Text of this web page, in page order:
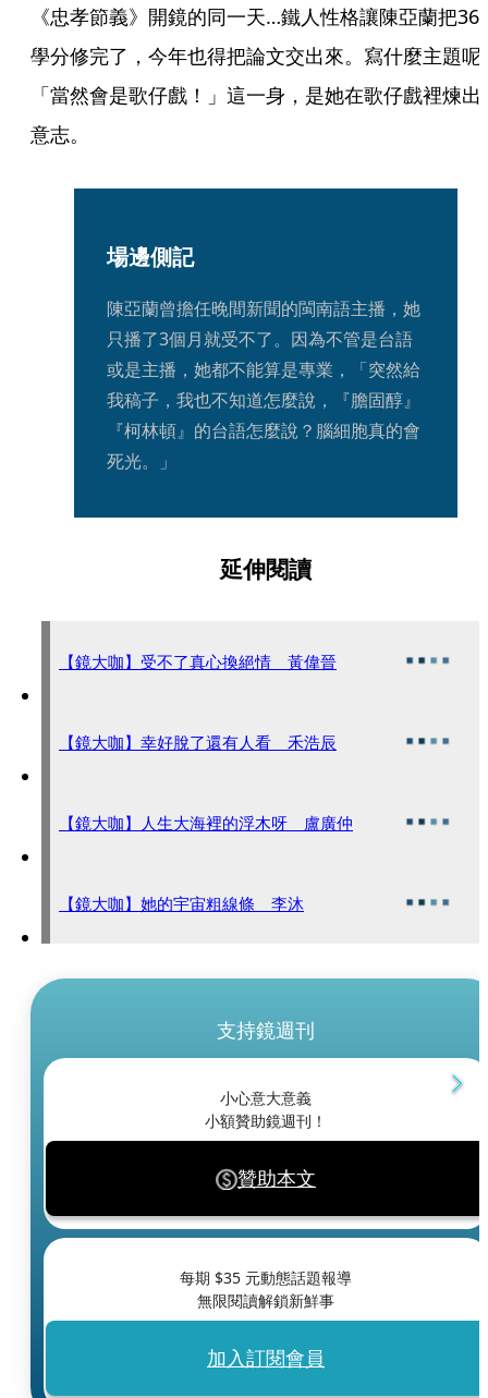
《忠孝節義》開鏡的同一天…鐵人性格讓陳亞蘭把36
學分修完了，今年也得把論文交出來。寫什麼主題呢
「當然會是歌仔戲！」這一身，是她在歌仔戲裡煉出
意志。
場邊側記
陳亞蘭曾擔任晚間新聞的閩南語主播，她
只播了3個月就受不了。因為不管是台語
或是主播，她都不能算是專業，「突然給
我稿子，我也不知道怎麼說，『膽固醇』
『柯林頓』的台語怎麼說？腦細胞真的會
死光。」
延伸閱讀
【鏡大咖】受不了真心換絕情 黃偉晉
【鏡大咖】幸好脫了還有人看 禾浩辰
【鏡大咖】人生大海裡的浮木呀 盧廣仲
【鏡大咖】她的宇宙粗線條 李沐
支持鏡週刊
小心意大意義
小額贊助鏡週刊！
贊助本文
每期 $35 元動態話題報導
無限閱讀解鎖新鮮事
加入訂閱會員